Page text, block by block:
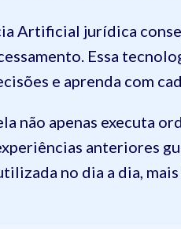
Artificial jurídica
Essa
e aprenda com
não apenas executa
anteriores
no dia a dia,